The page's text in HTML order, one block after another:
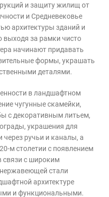
и защиту жилищ от
и Средневековье
архитектуры зданий и
выходя за рамки чисто
начинают придавать
формы, украшать
деталями.
в ландшафтном
чугунные скамейки,
с декоративным литьем,
украшения для
ручьи и каналы, а
м столетии с появлением
связи с широким
стали
архитектуре
и функциональными.